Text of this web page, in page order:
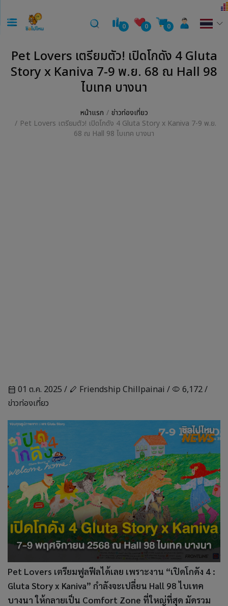
0 0 0
Pet Lovers เตรียมตัว! เปิดโกดัง 4 Gluta
Story x Kaniva 7-9 พ.ย. 68 ณ Hall 98
ไบเทค บางนา
หน้าแรก
ข่าวท่องเที่ยว
Pet Lovers เตรียมตัว! เปิดโกดัง 4 Gluta Story x Kaniva 7-9 พ.ย.
68 ณ Hall 98 ไบเทค บางนา
calendar_month 01 ต.ค. 2025 / stylus Friendship Chillpainai / visibility 6,172 /
ข่าวท่องเที่ยว
Pet Lovers เตรียมฟูลฟีลได้เลย เพราะงาน “เปิดโกดัง 4 :
Gluta Story x Kaniva” กำลังจะเปลี่ยน Hall 98 ไบเทค
บางนา ให้กลายเป็น Comfort Zone ที่ใหญ่ที่สุด มัดรวม